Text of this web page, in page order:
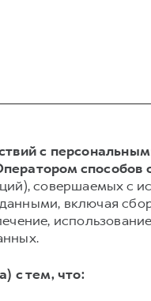
с
способов
совершаемых с
включая
с тем, что: